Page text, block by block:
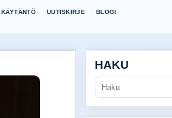
UUTISKIRJE BLOGI
HAKU